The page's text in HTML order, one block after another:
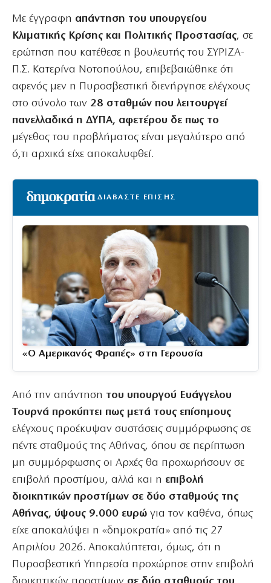
Με έγγραφη απάντηση του υπουργείου
Κλιματικής Κρίσης και Πολιτικής Προστασίας, σε
ερώτηση που κατέθεσε η βουλευτής του ΣΥΡΙΖΑ-
Π.Σ. Κατερίνα Νοτοπούλου, επιβεβαιώθηκε ότι
αφενός μεν η Πυροσβεστική διενήργησε ελέγχους
στο σύνολο των 28 σταθμών που λειτουργεί
πανελλαδικά η ΔΥΠΑ, αφετέρου δε πως το
μέγεθος του προβλήματος είναι μεγαλύτερο από
ό,τι αρχικά είχε αποκαλυφθεί.
ΔΙΑΒΑΣΤΕ ΕΠΙΣΗΣ
«Ο Αμερικανός Φραπές» στη Γερουσία
Από την απάντηση του υπουργού Ευάγγελου
Τουρνά προκύπτει πως μετά τους επίσημους
ελέγχους προέκυψαν συστάσεις συμμόρφωσης σε
πέντε σταθμούς της Αθήνας, όπου σε περίπτωση
μη συμμόρφωσης οι Αρχές θα προχωρήσουν σε
επιβολή προστίμου, αλλά και η επιβολή
διοικητικών προστίμων σε δύο σταθμούς της
Αθήνας, ύψους 9.000 ευρώ για τον καθένα, όπως
είχε αποκαλύψει η «δημοκρατία» από τις 27
Απριλίου 2026. Αποκαλύπτεται, όμως, ότι η
Πυροσβεστική Υπηρεσία προχώρησε στην επιβολή